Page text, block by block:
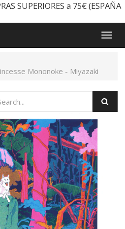
SUPERIORES a 75€ (ESPAÑA
Mononoke - Miyazaki